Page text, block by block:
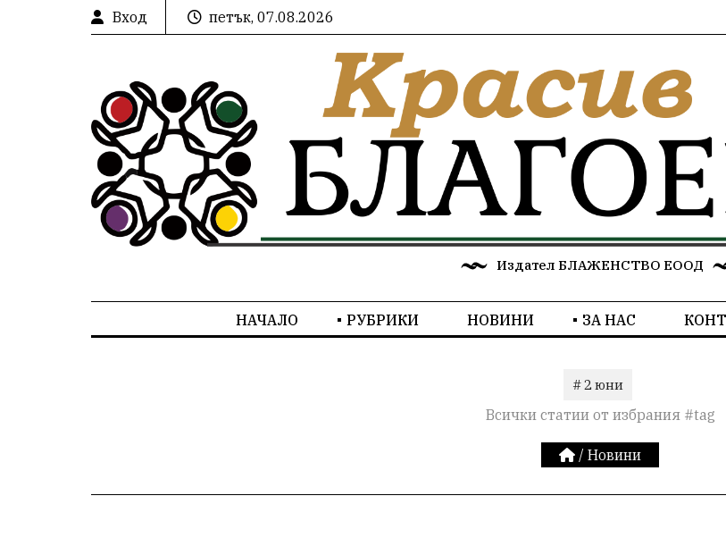
Вход петък, 07.08.2026
Издател БЛАЖЕНСТВО ЕООД
НАЧАЛО РУБРИКИ НОВИНИ ЗА НАС
# 2 юни
Всички статии от избрания #tag
/ Новини